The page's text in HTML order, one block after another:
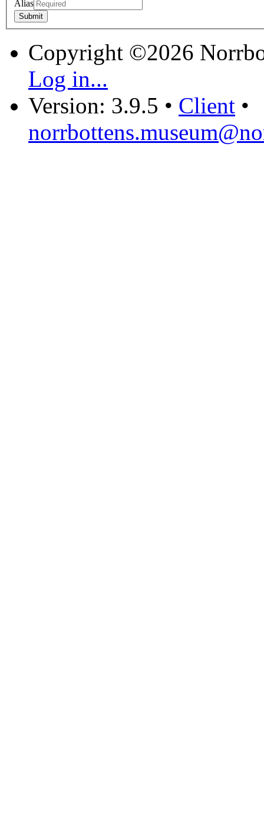
Alias
Copyright ©2026
Log in...
Version: 3.9.5 • Client •